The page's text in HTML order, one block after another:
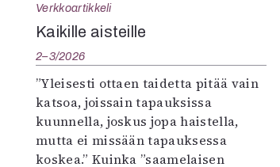
Verkkoartikkeli
Kaikille aisteille
2–3/2026
”Yleisesti ottaen taidetta pitää vain
katsoa, joissain tapauksissa
kuunnella, joskus jopa haistella,
mutta ei missään tapauksessa
koskea.” Kuinka ”saamelaisen